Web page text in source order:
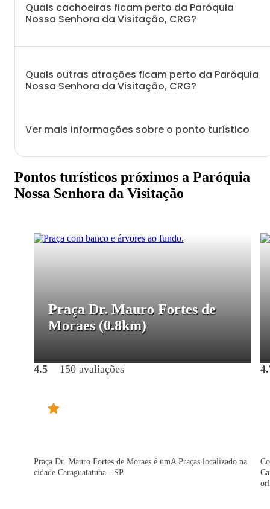
Quais cachoeiras ficam perto da Paróquia
Nossa Senhora da Visitação, CRG?
Quais outras atrações ficam perto da Paróquia
Nossa Senhora da Visitação, CRG?
Ver mais informações sobre o ponto turístico
Pontos turísticos próximos a Paróquia
Nossa Senhora da Visitação
Praça Dr. Mauro Fortes de
Moraes (0.8km)
4.5 150 avaliações
Praça Dr. Mauro Fortes de Moraes é umA Praças localizado na
cidade Caraguatatuba - SP.